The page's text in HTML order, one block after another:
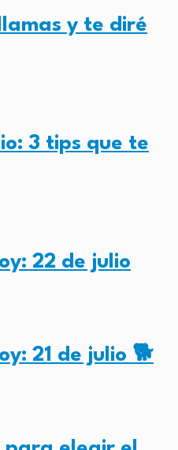
y te diré
3 tips que te
22 de julio
21 de julio 🐕